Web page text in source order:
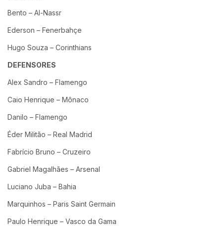
Bento – Al-Nassr
Ederson – Fenerbahçe
Hugo Souza – Corinthians
DEFENSORES
Alex Sandro – Flamengo
Caio Henrique – Mônaco
Danilo – Flamengo
Éder Militão – Real Madrid
Fabrício Bruno – Cruzeiro
Gabriel Magalhães – Arsenal
Luciano Juba – Bahia
Marquinhos – Paris Saint Germain
Paulo Henrique – Vasco da Gama